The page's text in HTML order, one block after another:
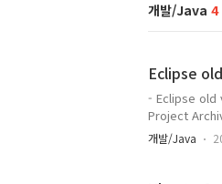
개발/Java 4
Eclipse
- Eclipse
Project
05:00
Nov 2017 --
개발/Java